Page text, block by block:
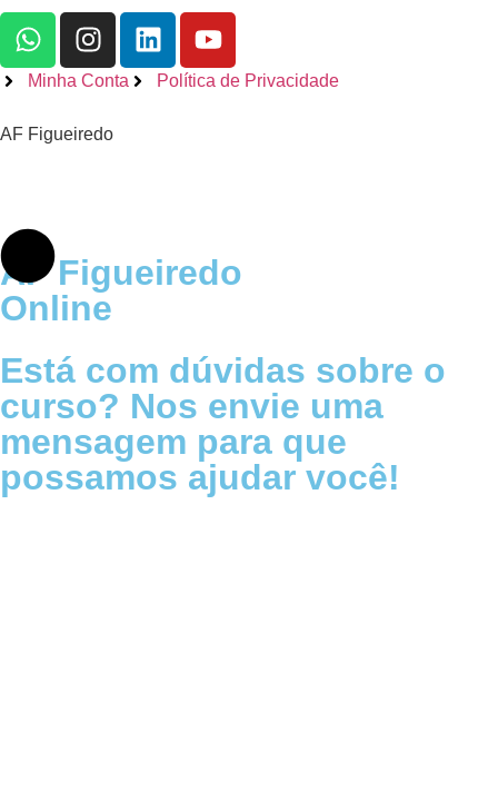
Minha Conta Política de Privacidade
AF Figueiredo
AF Figueiredo
Online
Está com dúvidas sobre o
curso? Nos envie uma
mensagem para que
possamos ajudar você!